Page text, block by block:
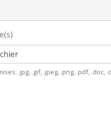
.jpg, .gif, .jpeg, .png, .pdf, .doc,